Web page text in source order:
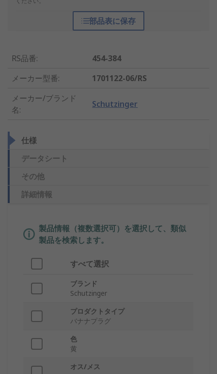
部品表に保存
RS品番:
454-384
メーカー型番:
1701122-06/RS
メーカー/ブランド
名:
Schutzinger
仕様
データシート
その他
詳細情報
製品情報（複数選択可）を選択して、類似
製品を検索します。
すべて選択
ブランド
Schutzinger
プロダクトタイプ
バナナプラグ
色
黄
オス/メス